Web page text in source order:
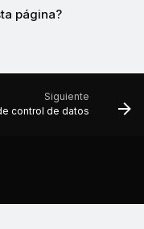
página?
Siguiente
control de datos